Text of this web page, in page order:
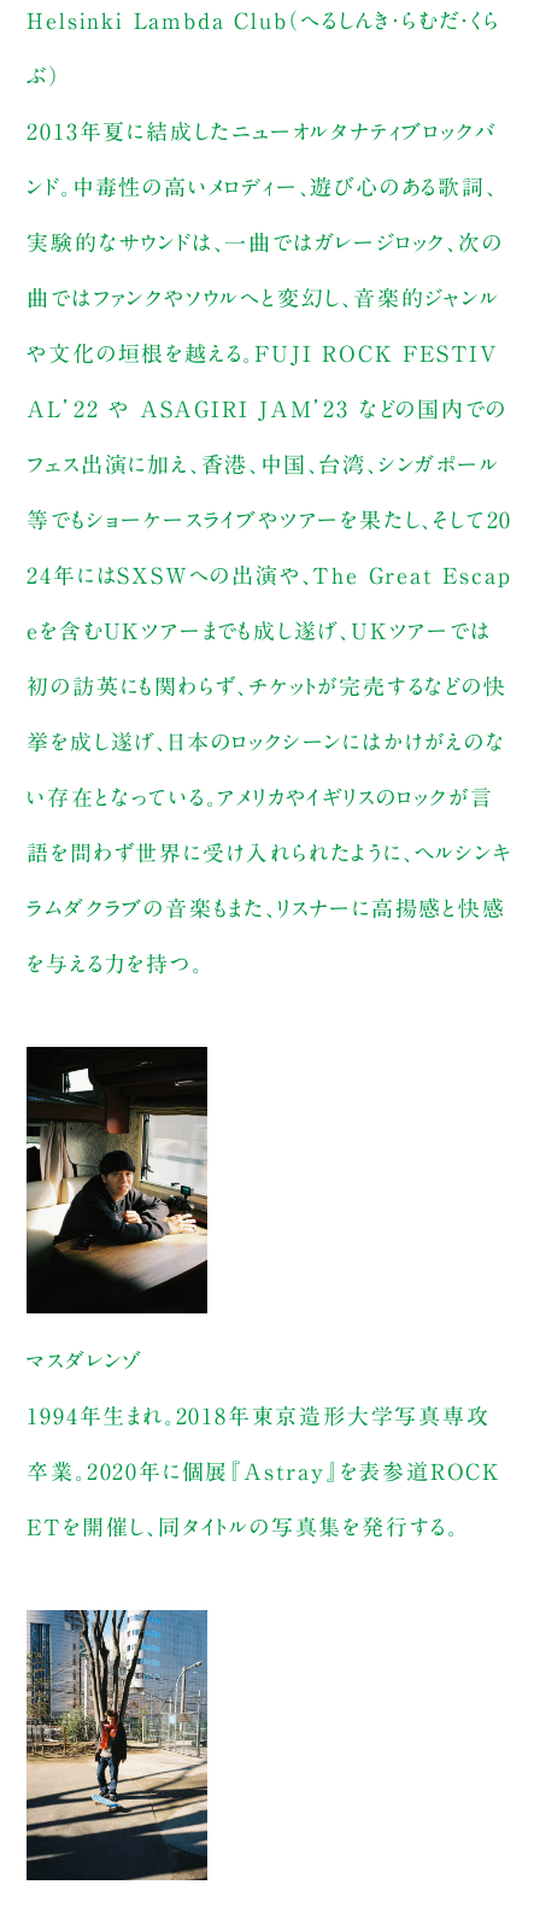
Helsinki Lambda Club（へるしんき・らむだ・くら
ぶ）
2013年夏に結成したニューオルタナティブロックバ
ンド。中毒性の高いメロディー、遊び心のある歌詞、
実験的なサウンドは、一曲ではガレージロック、次の
曲ではファンクやソウルへと変幻し、音楽的ジャンル
や文化の垣根を越える。FUJI ROCK FESTIV
AL’22 や ASAGIRI JAM’23 などの国内での
フェス出演に加え、香港、中国、台湾、シンガポール
等でもショーケースライブやツアーを果たし、そして20
24年にはSXSWへの出演や、The Great Escap
eを含むUKツアーまでも成し遂げ、UKツアーでは
初の訪英にも関わらず、チケットが完売するなどの快
挙を成し遂げ、日本のロックシーンにはかけがえのな
い存在となっている。アメリカやイギリスのロックが言
語を問わず世界に受け入れられたように、ヘルシンキ
ラムダクラブの音楽もまた、リスナーに高揚感と快感
を与える力を持つ。
マスダレンゾ
1994年生まれ。2018年東京造形大学写真専攻
卒業。2020年に個展『Astray』を表参道ROCK
ETを開催し、同タイトルの写真集を発行する。